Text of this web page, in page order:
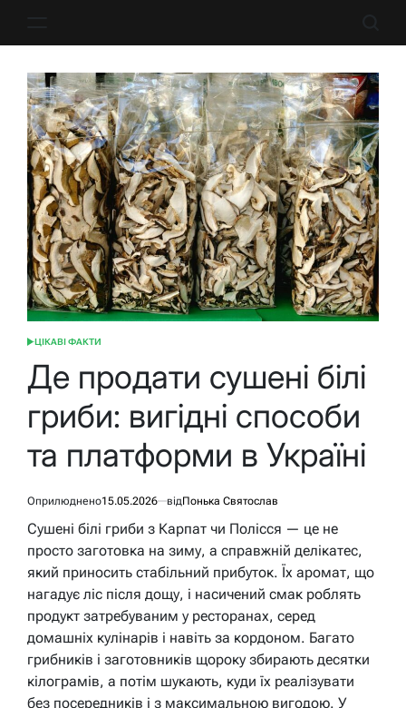
ОПУБЛІКУВАТИ
ЦІКАВІ ФАКТИ
Де продати сушені білі
гриби: вигідні способи
та платформи в Україні
Оприлюднено15.05.2026 відПонька Святослав
Сушені білі гриби з Карпат чи Полісся — це не
просто заготовка на зиму, а справжній делікатес,
який приносить стабільний прибуток. Їх аромат, що
нагадує ліс після дощу, і насичений смак роблять
продукт затребуваним у ресторанах, серед
домашніх кулінарів і навіть за кордоном. Багато
грибників і заготовників щороку збирають десятки
кілограмів, а потім шукають, куди їх реалізувати
без посередників і з максимальною вигодою. У